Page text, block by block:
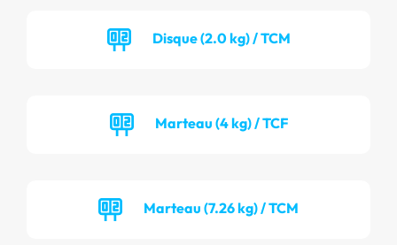
Disque (2.0 kg) / TCM
Marteau (4 kg) / TCF
Marteau (7.26 kg) / TCM